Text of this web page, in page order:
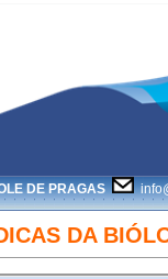
DE PRAGAS
DA